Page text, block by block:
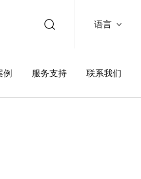
语言
English
例 服务支持 联系我们